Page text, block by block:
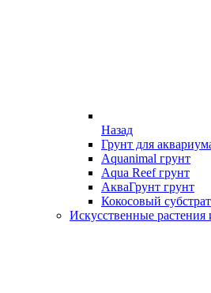
Назад
Грунт для
Aquanimal грунт
Aqua Reef грунт
АкваГрунт грунт
Кокосовый субстрат
Искусственные растения